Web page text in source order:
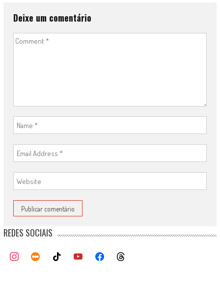
Deixe um comentário
REDES SOCIAIS